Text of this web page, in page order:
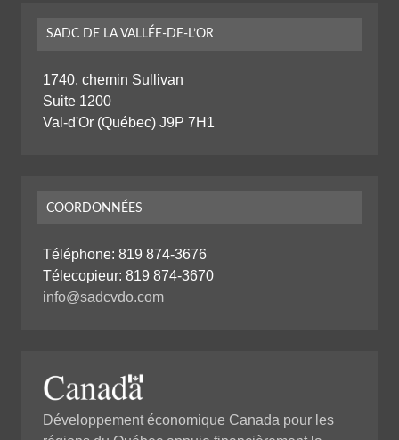
SADC DE LA VALLÉE-DE-L’OR
1740, chemin Sullivan
Suite 1200
Val-d'Or (Québec) J9P 7H1
COORDONNÉES
Téléphone: 819 874-3676
Télecopieur: 819 874-3670
info@sadcvdo.com
Développement économique Canada pour les